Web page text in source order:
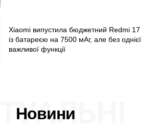
Xiaomi випустила бюджетний Redmi 17
із батареєю на 7500 мАг, але без однієї
важливої функції
Новини